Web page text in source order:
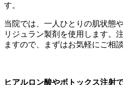
す。
当院では、一人ひとりの肌状態
リジュラン製剤を使用します。
ますので、まずはお気軽にご相
ヒアルロン酸やボトックス注射